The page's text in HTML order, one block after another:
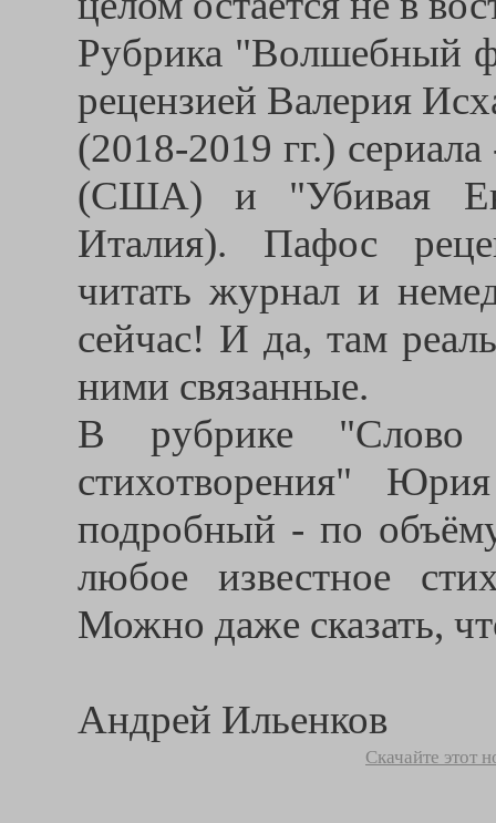
Рубрика "Волшебный
рецензией Валерия
(2018-2019 гг.)
(США) и "Убивая
Италия). Пафос
читать журнал и
сейчас! И да, там
ними связанные.
В рубрике "Слово
стихотворения"
подробный - по
любое известное
Можно даже сказать,
Андрей Ильенков
Скачайте этот